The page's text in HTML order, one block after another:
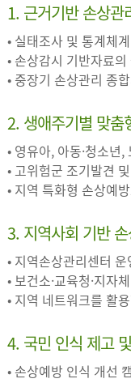
1. 근거기반 손상관
• 실태조사 및 통계체
• 손상감시 기반자료
• 중장기 손상관리 종
2. 생애주기별 맞춤
• 영유아, 아동·청소년
• 고위험군 조기발견
• 지역 특화형 손상예
3. 지역사회 기반
• 지역손상관리센터 운
• 보건소·교육청·지자
• 지역 네트워크를 활
4. 국민 인식 제고
• 손상예방 인식 개선